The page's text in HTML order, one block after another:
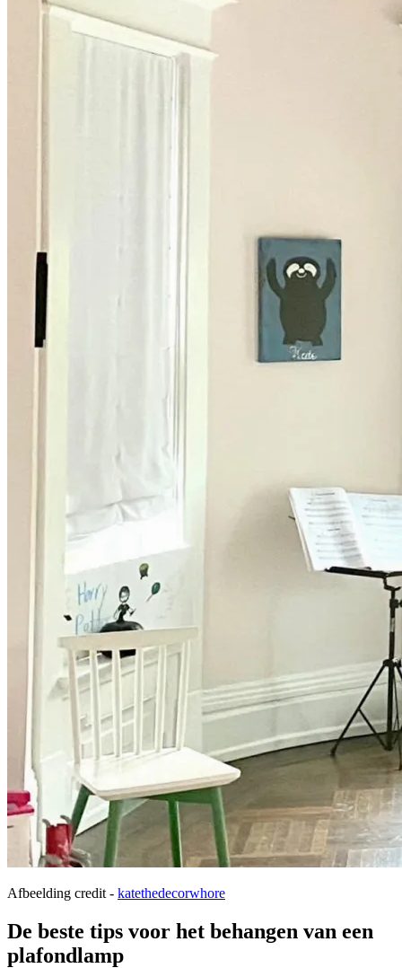
Afbeelding credit - katethedecorwhore
De beste tips voor het behangen van een
plafondlamp